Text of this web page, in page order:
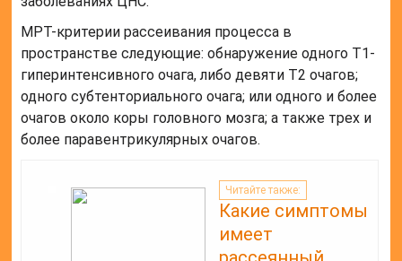
МРТ-критерии рассеивания процесса в
пространстве следующие: обнаружение одного Т1-
гиперинтенсивного очага, либо девяти Т2 очагов;
одного субтенториального очага; или одного и более
очагов около коры головного мозга; а также трех и
более паравентрикулярных очагов.
Читайте также:
Какие симптомы
имеет